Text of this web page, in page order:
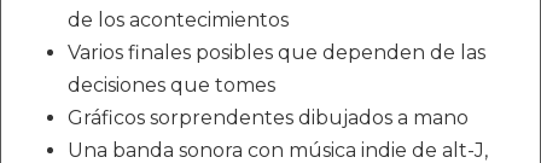
de los acontecimientos
Varios finales posibles que dependen de las
decisiones que tomes
Gráficos sorprendentes dibujados a mano
Una banda sonora con música indie de alt-J,